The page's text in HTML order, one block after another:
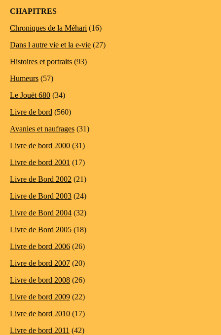
CHAPITRES
Chroniques de la Méhari (16)
Dans l autre vie et la e-vie (27)
Histoires et portraits (93)
Humeurs (57)
Le Jouët 680 (34)
Livre de bord (560)
Avanies et naufrages (31)
Livre de bord 2000 (31)
Livre de bord 2001 (17)
Livre de Bord 2002 (21)
Livre de Bord 2003 (24)
Livre de Bord 2004 (32)
Livre de Bord 2005 (18)
Livre de bord 2006 (26)
Livre de bord 2007 (20)
Livre de bord 2008 (26)
Livre de bord 2009 (22)
Livre de bord 2010 (17)
Livre de bord 2011 (42)